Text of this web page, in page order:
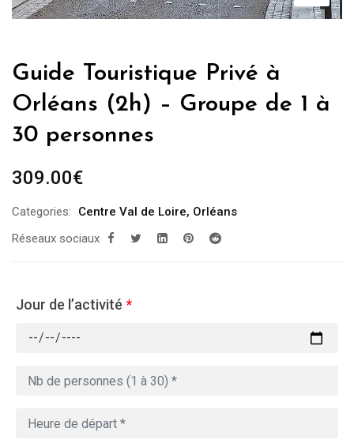
Guide Touristique Privé à
Orléans (2h) – Groupe de 1 à
30 personnes
309.00€
Categories: Centre Val de Loire, Orléans
Réseaux sociaux
Jour de l’activité *